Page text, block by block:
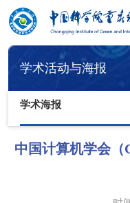
您的位置：首页 学术
学术活动与海报
学术海报
中国计算机学会